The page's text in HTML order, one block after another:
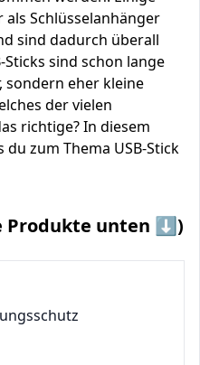
als Schlüsselanhänger
sind dadurch überall
sind schon lange
sondern eher kleine
der vielen
richtige? In diesem
zum Thema USB-Stick
Produkte unten ⬇️)